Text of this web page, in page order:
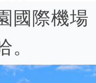
國際機
。